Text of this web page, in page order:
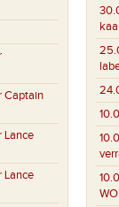
Captain
Lance
Lance